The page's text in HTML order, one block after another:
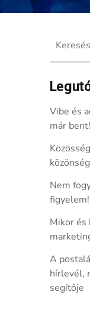
Vibe és
már bent!
Nem
figyelem!
Mikor és
A
hírlevél,
segítője